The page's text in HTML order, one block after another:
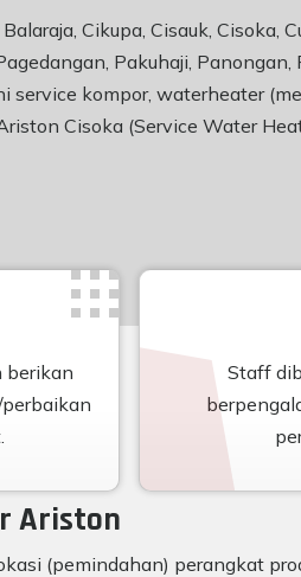
Cikupa, Cisauk, Cisoka,
Pakuhaji, Panongan,
service kompor, waterheater
Cisoka (Service Water
berikan
Staff
Ariston
(pemindahan) perangkat